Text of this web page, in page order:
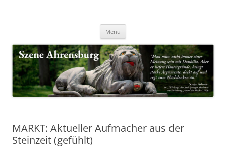
Szene Ahrensburg
Menü
MARKT: Aktueller Aufmacher aus der
Steinzeit (gefühlt)